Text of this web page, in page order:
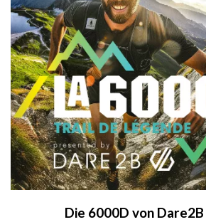
Die 6000D von Dare2B